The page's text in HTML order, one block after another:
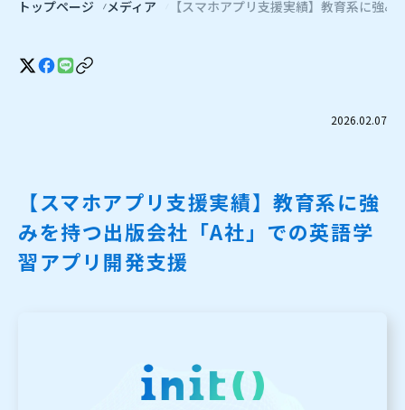
トップページ メディア 【スマホアプリ支援実績】教育系に強
2026.02.07
【スマホアプリ支援実績】教育系に強
みを持つ出版会社「A社」での英語学
習アプリ開発支援